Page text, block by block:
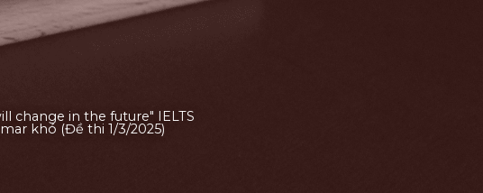
change in the future" IELTS
khó​ (Đề thi 1/3/2025)